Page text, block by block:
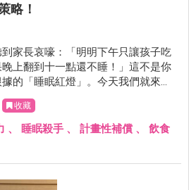
略！
家長哀嚎：「明明下午只讓孩子吃
上翻到十一點還不睡！」這不是你
的「睡眠紅燈」。今天我們就來聊
啡因地雷時，我們該如何優雅救
收藏
、 睡眠殺手 、 計畫性補償 、 飲食